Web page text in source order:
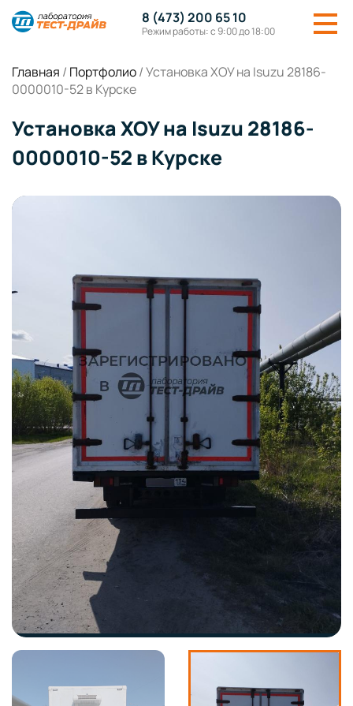
8 (473) 200 65 10
Режим работы: с 9:00 до 18:00
Главная / Портфолио/Установка ХОУ на Isuzu 28186-
0000010-52 в Курске
Установка ХОУ на Isuzu 28186-
0000010-52 в Курске